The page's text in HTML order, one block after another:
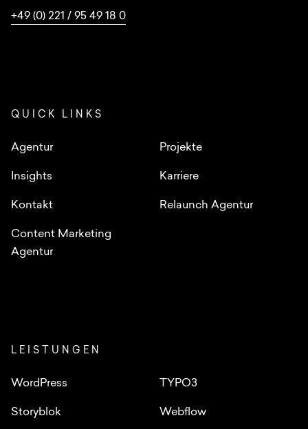
+49 (0) 221 / 95 49 18 0
LEISTUNGEN
WordPress TYPO3
Storyblok Webflow
QUICK LINKS
Agentur Projekte
Insights Karriere
Kontakt Relaunch Agentur
Content Marketing
Agentur